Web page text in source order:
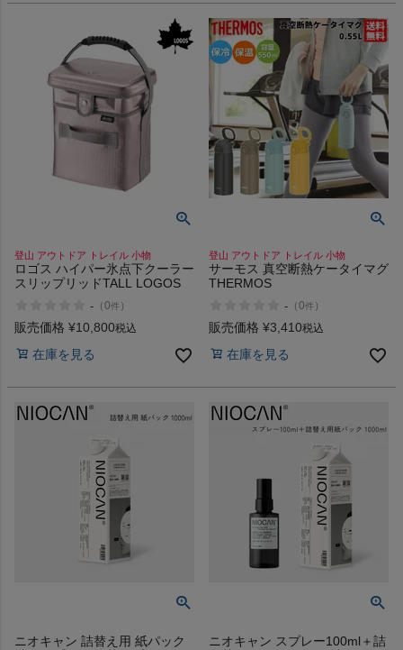
キャンプ・フェス
通学
ビジネス
インフィット INFIT
サックス SAXX
登山 アウトドア トレイル 小物
ロゴス ハイパー氷点下クーラー
スリップリッドTALL LOGOS
- （0件 ）
販売価格 ¥10,800税込
在庫を見る
登山 アウトドア トレイル 小物
サーモス 真空断熱ケータイマグ
THERMOS
- （0件 ）
販売価格 ¥3,410税込
在庫を見る
ニオキャン 詰替え用 紙パック
ニオキャン スプレー100ml＋詰